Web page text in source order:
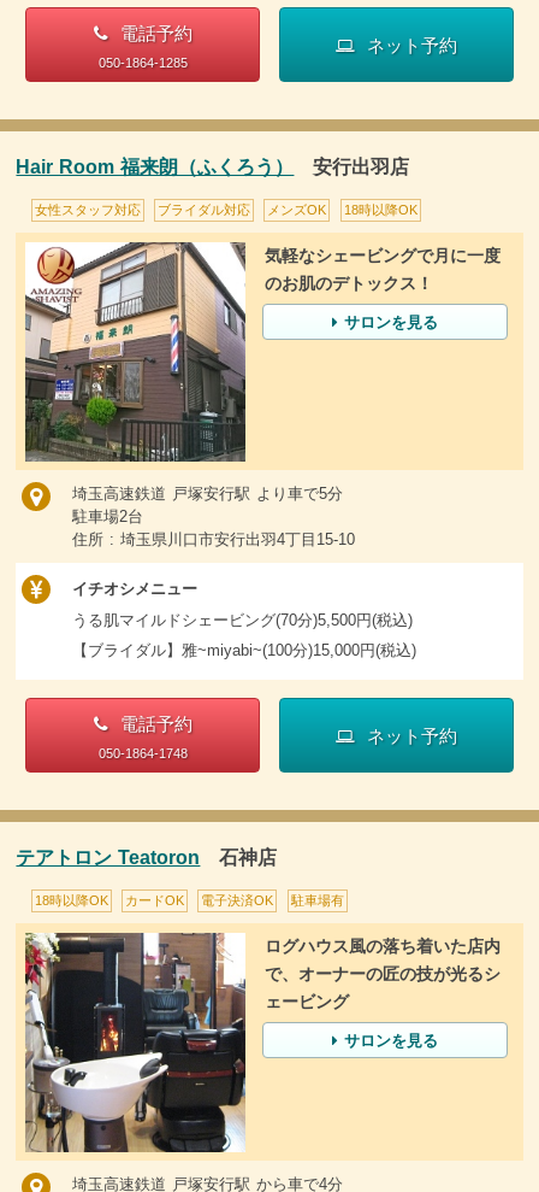
電話予約
050-1864-1285
ネット予約
Hair Room 福来朗（ふくろう） 安行出羽店
女性スタッフ対応 ブライダル対応 メンズOK 18時以降OK
気軽なシェービングで月に一度
のお肌のデトックス！
サロンを見る
埼玉高速鉄道 戸塚安行駅 より車で5分
駐車場2台
住所 : 埼玉県川口市安行出羽4丁目15-10
イチオシメニュー
うる肌マイルドシェービング(70分)5,500円(税込)
【ブライダル】雅~miyabi~(100分)15,000円(税込)
電話予約
050-1864-1748
ネット予約
テアトロン Teatoron 石神店
18時以降OK カードOK 電子決済OK 駐車場有
ログハウス風の落ち着いた店内
で、オーナーの匠の技が光るシ
ェービング
サロンを見る
埼玉高速鉄道 戸塚安行駅 から車で4分